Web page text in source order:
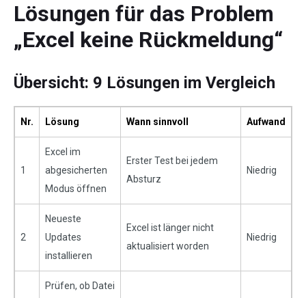
Lösungen für das Problem
„Excel keine Rückmeldung“
Übersicht: 9 Lösungen im Vergleich
Nr. Lösung Wann sinnvoll Aufwand
1
Excel im
abgesicherten
Modus öffnen
Erster Test bei jedem
Absturz
Niedrig
2
Neueste
Updates
installieren
Excel ist länger nicht
aktualisiert worden
Niedrig
Prüfen, ob Datei